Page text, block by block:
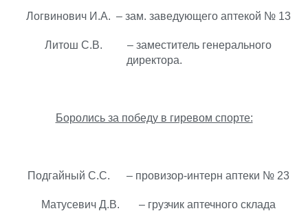
Логвинович И.А. – зам. заведующего аптекой № 13
Литош С.В. – заместитель генерального
директора.
Боролись за победу в гиревом спорте:
Подгайный С.С. – провизор-интерн аптеки № 23
Матусевич Д.В. – грузчик аптечного склада